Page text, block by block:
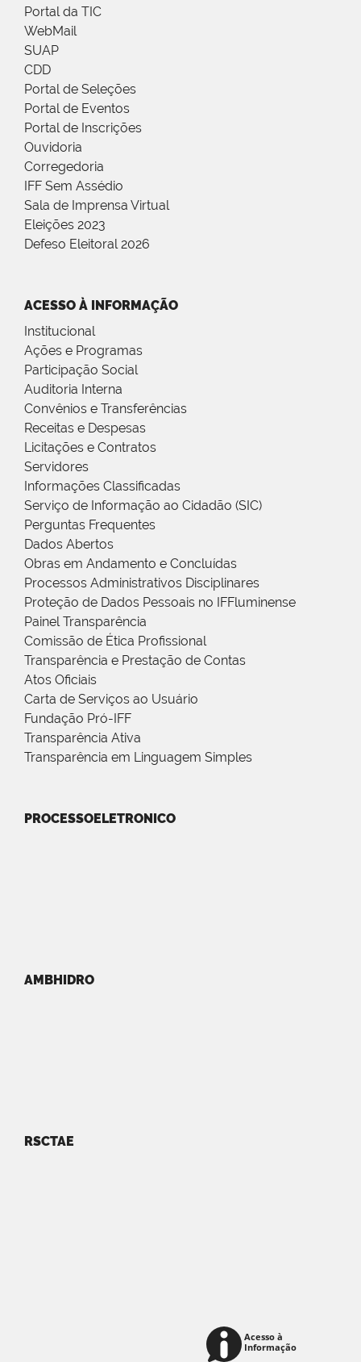
Portal da TIC
WebMail
SUAP
CDD
Portal de Seleções
Portal de Eventos
Portal de Inscrições
Ouvidoria
Corregedoria
IFF Sem Assédio
Sala de Imprensa Virtual
Eleições 2023
Defeso Eleitoral 2026
ACESSO À INFORMAÇÃO
Institucional
Ações e Programas
Participação Social
Auditoria Interna
Convênios e Transferências
Receitas e Despesas
Licitações e Contratos
Servidores
Informações Classificadas
Serviço de Informação ao Cidadão (SIC)
Perguntas Frequentes
Dados Abertos
Obras em Andamento e Concluídas
Processos Administrativos Disciplinares
Proteção de Dados Pessoais no IFFluminense
Painel Transparência
Comissão de Ética Profissional
Transparência e Prestação de Contas
Atos Oficiais
Carta de Serviços ao Usuário
Fundação Pró-IFF
Transparência Ativa
Transparência em Linguagem Simples
PROCESSOELETRONICO
AMBHIDRO
RSCTAE